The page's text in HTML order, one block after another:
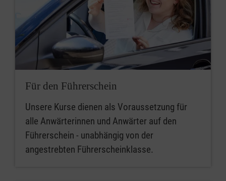
Für den Führerschein
Unsere Kurse dienen als Voraussetzung für
alle Anwärterinnen und Anwärter auf den
Führerschein - unabhängig von der
angestrebten Führerscheinklasse.